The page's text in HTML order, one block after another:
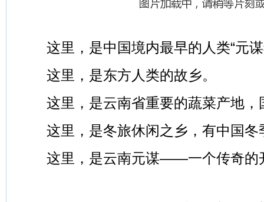
这里，是中国境内最早的人类“元谋
这里，是东方人类的故乡。
这里，是云南省重要的蔬菜产地，
这里，是冬旅休闲之乡，有中国冬
这里，是云南元谋——一个传奇的